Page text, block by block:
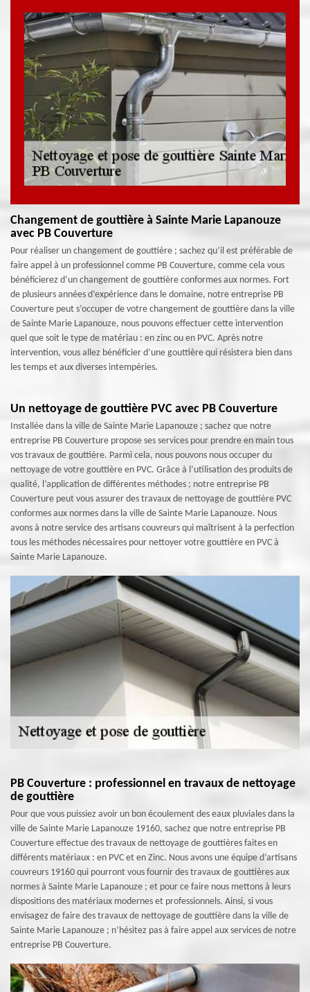
Changement de gouttière à Sainte Marie Lapanouze
avec PB Couverture
Pour réaliser un changement de gouttière ; sachez qu’il est préférable de
faire appel à un professionnel comme PB Couverture, comme cela vous
bénéficierez d’un changement de gouttière conformes aux normes. Fort
de plusieurs années d’expérience dans le domaine, notre entreprise PB
Couverture peut s’occuper de votre changement de gouttière dans la ville
de Sainte Marie Lapanouze, nous pouvons effectuer cette intervention
quel que soit le type de matériau : en zinc ou en PVC. Après notre
intervention, vous allez bénéficier d’une gouttière qui résistera bien dans
les temps et aux diverses intempéries.
Un nettoyage de gouttière PVC avec PB Couverture
Installée dans la ville de Sainte Marie Lapanouze ; sachez que notre
entreprise PB Couverture propose ses services pour prendre en main tous
vos travaux de gouttière. Parmi cela, nous pouvons nous occuper du
nettoyage de votre gouttière en PVC. Grâce à l’utilisation des produits de
qualité, l’application de différentes méthodes ; notre entreprise PB
Couverture peut vous assurer des travaux de nettoyage de gouttière PVC
conformes aux normes dans la ville de Sainte Marie Lapanouze. Nous
avons à notre service des artisans couvreurs qui maîtrisent à la perfection
tous les méthodes nécessaires pour nettoyer votre gouttière en PVC à
Sainte Marie Lapanouze.
PB Couverture : professionnel en travaux de nettoyage
de gouttière
Pour que vous puissiez avoir un bon écoulement des eaux pluviales dans la
ville de Sainte Marie Lapanouze 19160, sachez que notre entreprise PB
Couverture effectue des travaux de nettoyage de gouttières faites en
différents matériaux : en PVC et en Zinc. Nous avons une équipe d’artisans
couvreurs 19160 qui pourront vous fournir des travaux de gouttières aux
normes à Sainte Marie Lapanouze ; et pour ce faire nous mettons à leurs
dispositions des matériaux modernes et professionnels. Ainsi, si vous
envisagez de faire des travaux de nettoyage de gouttière dans la ville de
Sainte Marie Lapanouze ; n’hésitez pas à faire appel aux services de notre
entreprise PB Couverture.